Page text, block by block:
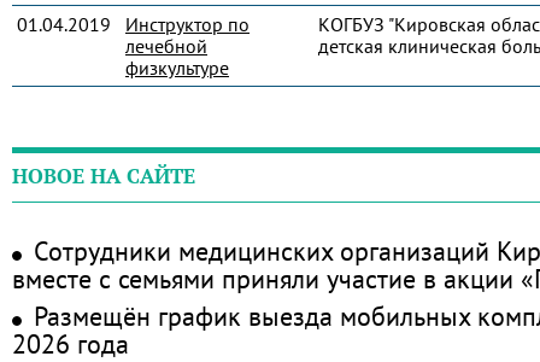
01.04.2019
Инструктор по
лечебной
физкультуре
КОГБУЗ "Кировская
детская клиническая
НОВОЕ НА САЙТЕ
Сотрудники медицинских организаций
вместе с семьями приняли участие в акции
Размещён график выезда мобильных
2026 года